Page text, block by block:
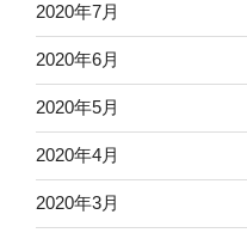
2020年7月
2020年6月
2020年5月
2020年4月
2020年3月